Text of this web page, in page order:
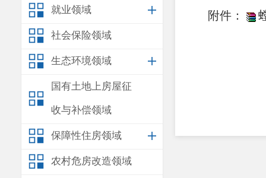
就业领域
社会保险领域
生态环境领域
国有土地上房屋征
收与补偿领域
保障性住房领域
农村危房改造领域
附件：